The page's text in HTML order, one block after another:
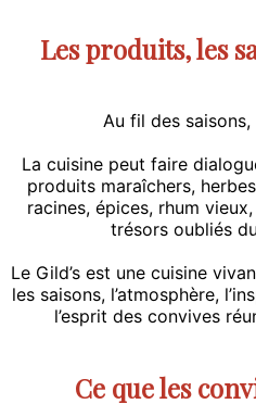
Les produits, les
Au fil des
La cuisine peut faire
produits maraîchers,
racines, épices, rhum
trésors oubliés
Le Gild’s est une cuisine
les saisons, l’atmosphère,
l’esprit des convives
Ce que les